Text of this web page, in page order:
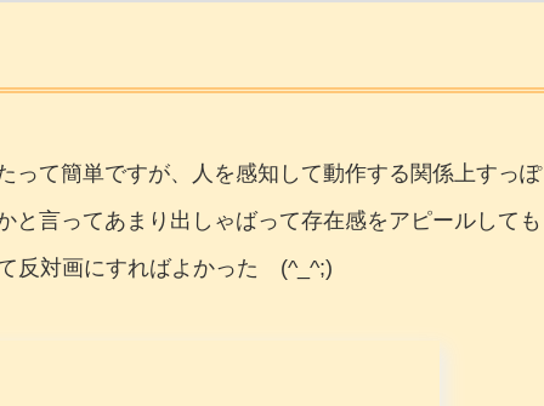
って簡単ですが、人を感知して動作する関係上すっ
と言ってあまり出しゃばって存在感をアピールして
反対画にすればよかった (^_^;)